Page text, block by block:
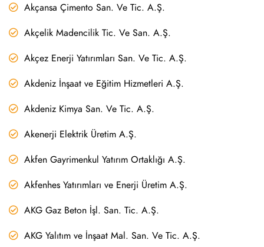
Akçansa Çimento San. Ve Tic. A.Ş.
Akçelik Madencilik Tic. Ve San. A.Ş.
Akçez Enerji Yatırımları San. Ve Tic. A.Ş.
Akdeniz İnşaat ve Eğitim Hizmetleri A.Ş.
Akdeniz Kimya San. Ve Tic. A.Ş.
Akenerji Elektrik Üretim A.Ş.
Akfen Gayrimenkul Yatırım Ortaklığı A.Ş.
Akfenhes Yatırımları ve Enerji Üretim A.Ş.
AKG Gaz Beton İşl. San. Tic. A.Ş.
AKG Yalıtım ve İnşaat Mal. San. Ve Tic. A.Ş.